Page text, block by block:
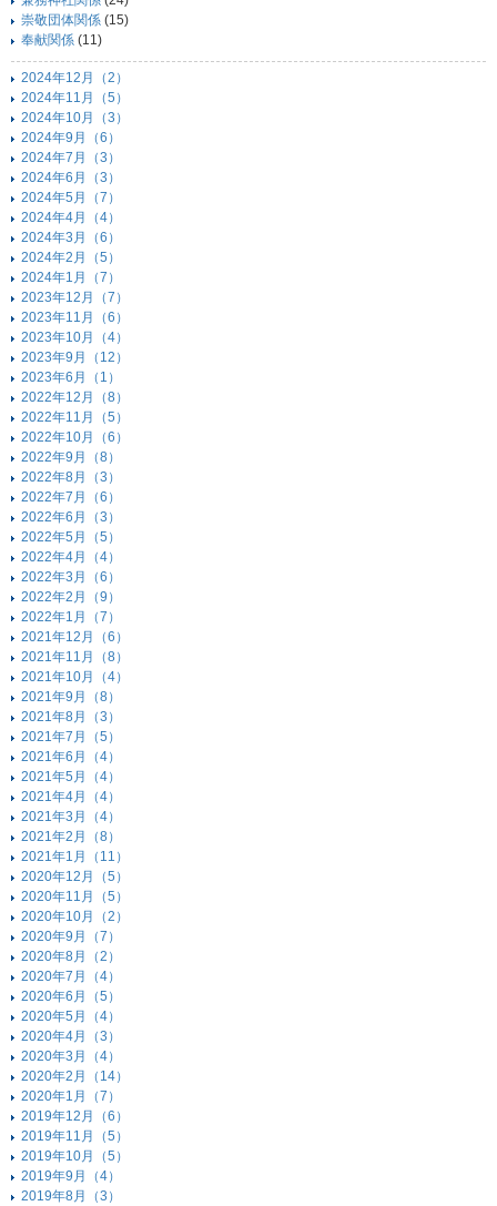
崇敬団体関係 (15)
奉献関係 (11)
2024年12月（2）
2024年11月（5）
2024年10月（3）
2024年9月（6）
2024年7月（3）
2024年6月（3）
2024年5月（7）
2024年4月（4）
2024年3月（6）
2024年2月（5）
2024年1月（7）
2023年12月（7）
2023年11月（6）
2023年10月（4）
2023年9月（12）
2023年6月（1）
2022年12月（8）
2022年11月（5）
2022年10月（6）
2022年9月（8）
2022年8月（3）
2022年7月（6）
2022年6月（3）
2022年5月（5）
2022年4月（4）
2022年3月（6）
2022年2月（9）
2022年1月（7）
2021年12月（6）
2021年11月（8）
2021年10月（4）
2021年9月（8）
2021年8月（3）
2021年7月（5）
2021年6月（4）
2021年5月（4）
2021年4月（4）
2021年3月（4）
2021年2月（8）
2021年1月（11）
2020年12月（5）
2020年11月（5）
2020年10月（2）
2020年9月（7）
2020年8月（2）
2020年7月（4）
2020年6月（5）
2020年5月（4）
2020年4月（3）
2020年3月（4）
2020年2月（14）
2020年1月（7）
2019年12月（6）
2019年11月（5）
2019年10月（5）
2019年9月（4）
2019年8月（3）